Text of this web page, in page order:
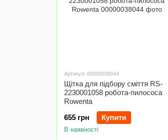
Артикул: 00000038044
Щітка для підбору сміття RS-
2230001058 робота-пилососа
Rowenta
655 грн
Купити
В наявності